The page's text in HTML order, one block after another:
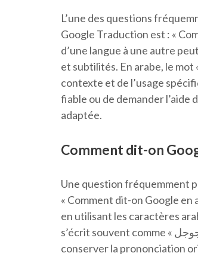
L’une des questions
Google Traduction est : «
d’une langue à une autre
et subtilités. En arabe, le
contexte et de l’usage
fiable ou de demander
adaptée.
Comment dit-on
Une question fréquemment
« Comment dit-on Google en
en utilisant les caractères
s’écrit souvent comme « جوجل » (prononcé « Google »). Cette translittération permet de
conserver la prononciation